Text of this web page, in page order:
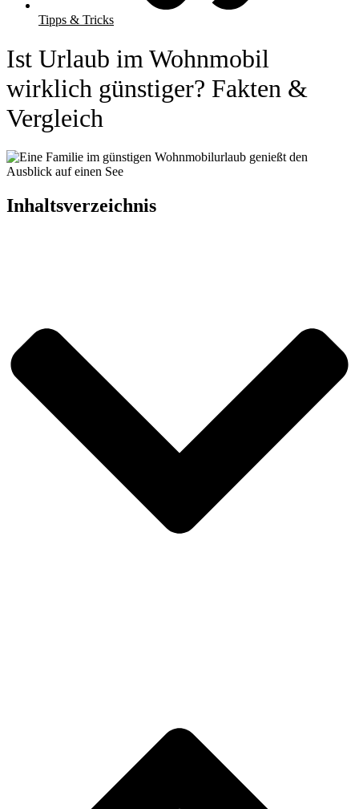
Tipps & Tricks
Ist Urlaub im Wohnmobil
wirklich günstiger? Fakten &
Vergleich
Inhaltsverzeichnis